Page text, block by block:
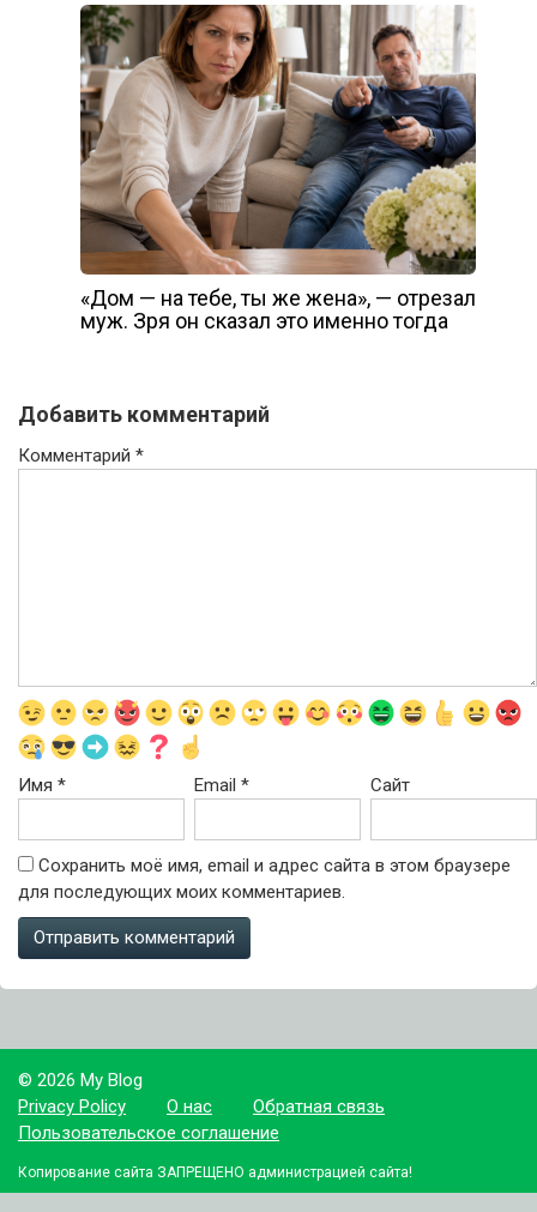
«Дом — на тебе, ты же жена», — отрезал
муж. Зря он сказал это именно тогда
Добавить комментарий
Комментарий *
Имя * Email* Сайт
Сохранить моё имя, email и адрес сайта в этом браузере
для последующих моих комментариев.
© 2026 My Blog
Privacy Policy
О нас
Обратная связь
Пользовательское соглашение
Копирование сайта ЗАПРЕЩЕНО администрацией сайта!